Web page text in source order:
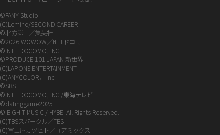
©FANY Studio
(C)Lemino/SECOND CAREER
©北方謙三／集英社
©2026 WOWOW／NTTドコモ
© NTT DOCOMO, INC.
©PRODUCE 101 JAPAN 新世界
(C)LAPONE ENTERTAINMENT
(C)ANYCOLOR， Inc.
©SBS
© NTT DOCOMO, INC./東海テレビ
©datinggame2025
© BIGHIT MUSIC / HYBE. All Rights Reserved.
(C)TBSスパークル／TBS
(C)富士屋カツヒト／コアミックス